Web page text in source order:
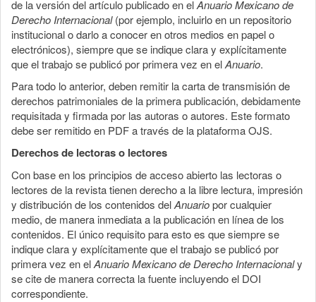
de la versión del artículo publicado en elAnuario Mexicano de
Derecho Internacional(por ejemplo, incluirlo en un repositorio
institucional o darlo a conocer en otros medios en papel o
electrónicos), siempre que se indique clara y explícitamente
que el trabajo se publicó por primera vez en elAnuario.
Para todo lo anterior, deben remitir la carta de transmisión de
derechos patrimoniales de la primera publicación, debidamente
requisitada y firmada por las autoras o autores. Este formato
debe ser remitido en PDF a través de la plataforma OJS.
Derechos de lectoras o lectores
Con base en los principios de acceso abierto las lectoras o
lectores de la revista tienen derecho a la libre lectura, impresión
y distribución de los contenidos delAnuariopor cualquier
medio, de manera inmediata a la publicación en línea de los
contenidos. El único requisito para esto es que siempre se
indique clara y explícitamente que el trabajo se publicó por
primera vez en elAnuario Mexicano de Derecho Internacionaly
se cite de manera correcta la fuente incluyendo el DOI
correspondiente.